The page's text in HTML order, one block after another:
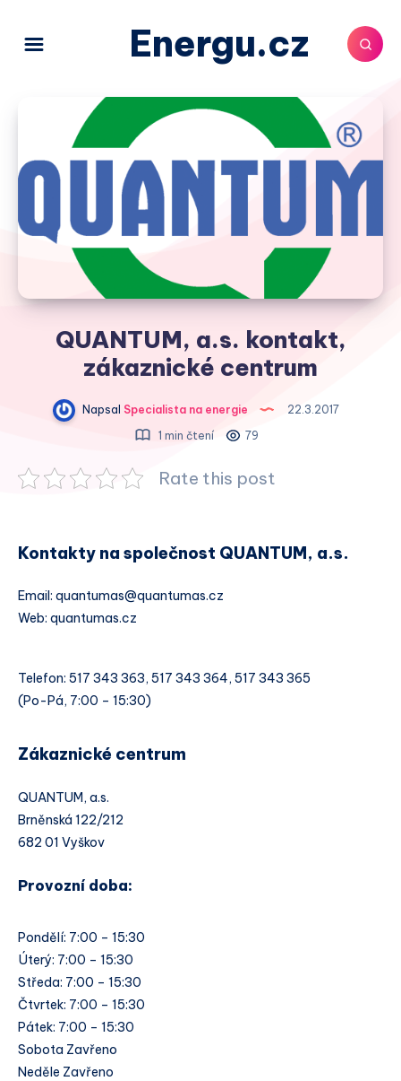
Energu.cz
QUANTUM, a.s. kontakt,
zákaznické centrum
Napsal Specialista na energie
22.3.2017
1 min čtení
79
Rate this post
Kontakty na společnost QUANTUM, a.s.
Email: quantumas@quantumas.cz
Web: quantumas.cz
Telefon: 517 343 363, 517 343 364, 517 343 365
(Po-Pá, 7:00 – 15:30)
Zákaznické centrum
QUANTUM, a.s.
Brněnská 122/212
682 01 Vyškov
Provozní doba:
Pondělí: 7:00 – 15:30
Úterý: 7:00 – 15:30
Středa: 7:00 – 15:30
Čtvrtek: 7:00 – 15:30
Pátek: 7:00 – 15:30
Sobota Zavřeno
Neděle Zavřeno